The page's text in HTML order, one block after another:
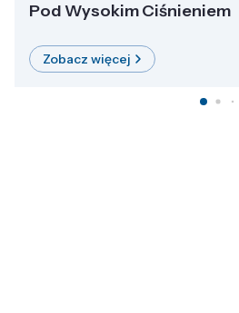
Pod Wysokim Ciśnieniem
Zobacz więcej